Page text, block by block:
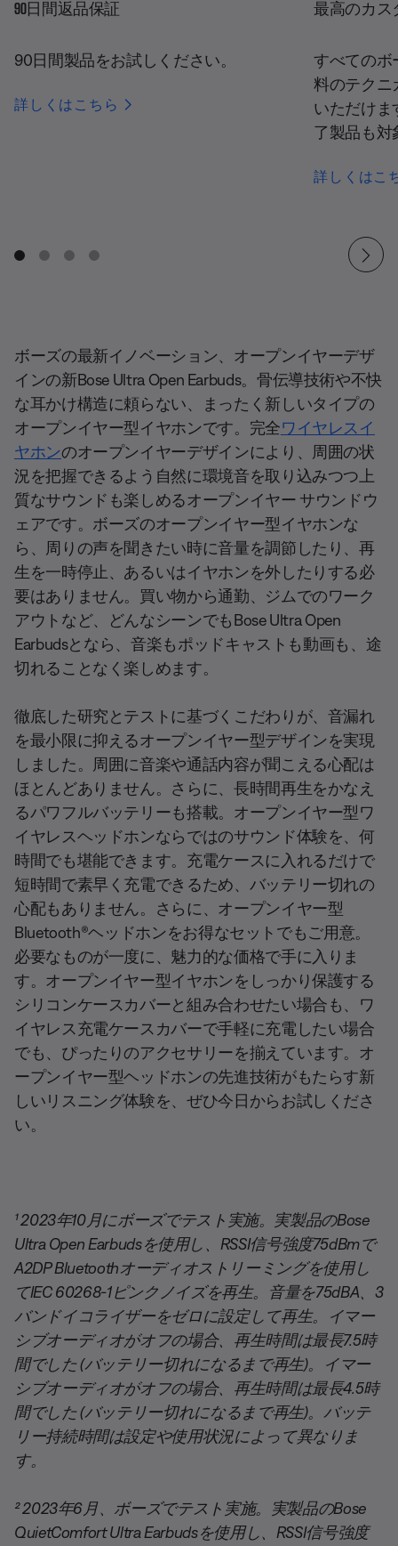
90日間返品保証
90日間製品をお試しください。
詳しくはこちら
最高のカス
すべてのボ
料のテクニ
いただけま
了製品も対
詳しくはこ
ボーズの最新イノベーション、オープンイヤーデザ
インの新Bose Ultra Open Earbuds。骨伝導技術や不快
な耳かけ構造に頼らない、まったく新しいタイプの
オープンイヤー型イヤホンです。完全ワイヤレスイ
ヤホンのオープンイヤーデザインにより、周囲の状
況を把握できるよう自然に環境音を取り込みつつ上
質なサウンドも楽しめるオープンイヤー サウンドウ
ェアです。ボーズのオープンイヤー型イヤホンな
ら、周りの声を聞きたい時に音量を調節したり、再
生を一時停止、あるいはイヤホンを外したりする必
要はありません。買い物から通勤、ジムでのワーク
アウトなど、どんなシーンでもBose Ultra Open
Earbudsとなら、音楽もポッドキャストも動画も、途
切れることなく楽しめます。
徹底した研究とテストに基づくこだわりが、音漏れ
を最小限に抑えるオープンイヤー型デザインを実現
しました。周囲に音楽や通話内容が聞こえる心配は
ほとんどありません。さらに、長時間再生をかなえ
るパワフルバッテリーも搭載。オープンイヤー型ワ
イヤレスヘッドホンならではのサウンド体験を、何
時間でも堪能できます。充電ケースに入れるだけで
短時間で素早く充電できるため、バッテリー切れの
心配もありません。さらに、オープンイヤー型
Bluetooth®ヘッドホンをお得なセットでもご用意。
必要なものが一度に、魅力的な価格で手に入りま
す。オープンイヤー型イヤホンをしっかり保護する
シリコンケースカバーと組み合わせたい場合も、ワ
イヤレス充電ケースカバーで手軽に充電したい場合
でも、ぴったりのアクセサリーを揃えています。オ
ープンイヤー型ヘッドホンの先進技術がもたらす新
しいリスニング体験を、ぜひ今日からお試しくださ
い。
¹ 2023年10月にボーズでテスト実施。実製品のBose
Ultra Open Earbudsを使用し、RSSI信号強度75dBmで
A2DP Bluetoothオーディオストリーミングを使用し
てIEC 60268-1ピンクノイズを再生。音量を75dBA、3
バンドイコライザーをゼロに設定して再生。イマー
シブオーディオがオフの場合、再生時間は最長7.5時
間でした (バッテリー切れになるまで再生)。イマー
シブオーディオがオフの場合、再生時間は最長4.5時
間でした (バッテリー切れになるまで再生)。バッテ
リー持続時間は設定や使用状況によって異なりま
す。
²2023年6月、ボーズでテスト実施。実製品のBose
QuietComfort Ultra Earbudsを使用し、RSSI信号強度